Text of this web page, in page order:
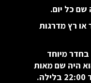
שם כל יום.
רץ מדרגות
מיוחד
היה שם מאות